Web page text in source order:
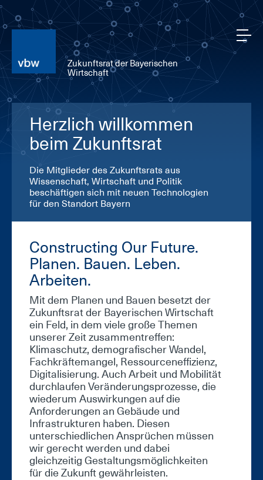
Zukunftsrat der Bayerischen
Wirtschaft
Herzlich willkommen
beim Zukunftsrat
Die Mitglieder des Zukunftsrats aus
Wissenschaft, Wirtschaft und Politik
beschäftigen sich mit neuen Technologien
für den Standort Bayern
Constructing Our Future.
Planen. Bauen. Leben.
Arbeiten.
Mit dem Planen und Bauen besetzt der
Zukunftsrat der Bayerischen Wirtschaft
ein Feld, in dem viele große Themen
unserer Zeit zusammentreffen:
Klimaschutz, demografischer Wandel,
Fachkräftemangel, Ressourceneffizienz,
Digitalisierung. Auch Arbeit und Mobilität
durchlaufen Veränderungsprozesse, die
wiederum Auswirkungen auf die
Anforderungen an Gebäude und
Infrastrukturen haben. Diesen
unterschiedlichen Ansprüchen müssen
wir gerecht werden und dabei
gleichzeitig Gestaltungsmöglichkeiten
für die Zukunft gewährleisten.